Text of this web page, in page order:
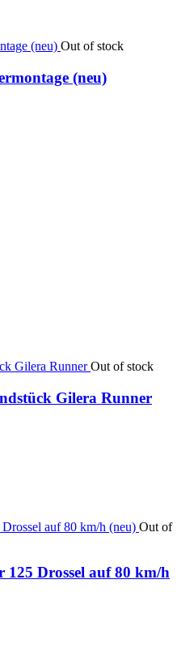
Out of stock
(neu)
Out of stock
Gilera Runner
Out of
Drossel auf 80 km/h